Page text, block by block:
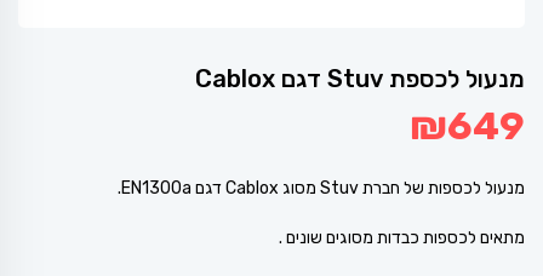
מנעול לכספת Stuv דגם Cablox
₪649
מנעול לכספות של חברת Stuv מסוג Cablox דגם EN1300a.
מתאים לכספות כבדות מסוגים שונים .